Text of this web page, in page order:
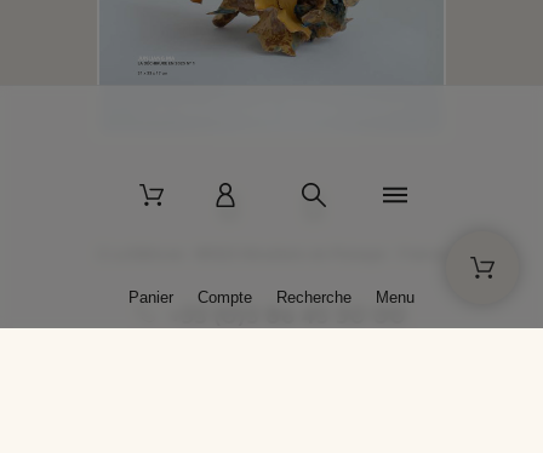
+33 (0)3 86 45 50 00
Panier Compte Recherche Menu